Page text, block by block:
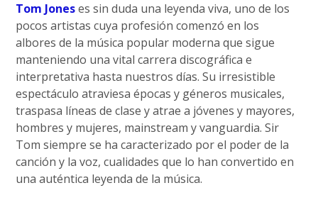
Tom Joneses sin duda una leyenda viva, uno de los
pocos artistas cuya profesión comenzó en los
albores de la música popular moderna que sigue
manteniendo una vital carrera discográfica e
interpretativa hasta nuestros días. Su irresistible
espectáculo atraviesa épocas y géneros musicales,
traspasa líneas de clase y atrae a jóvenes y mayores,
hombres y mujeres, mainstream y vanguardia. Sir
Tom siempre se ha caracterizado por el poder de la
canción y la voz, cualidades que lo han convertido en
una auténtica leyenda de la música.